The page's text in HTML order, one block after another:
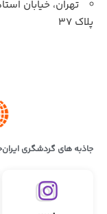
تهران، خیابان
پلاک 37
جاذبه های گردشگری ایران